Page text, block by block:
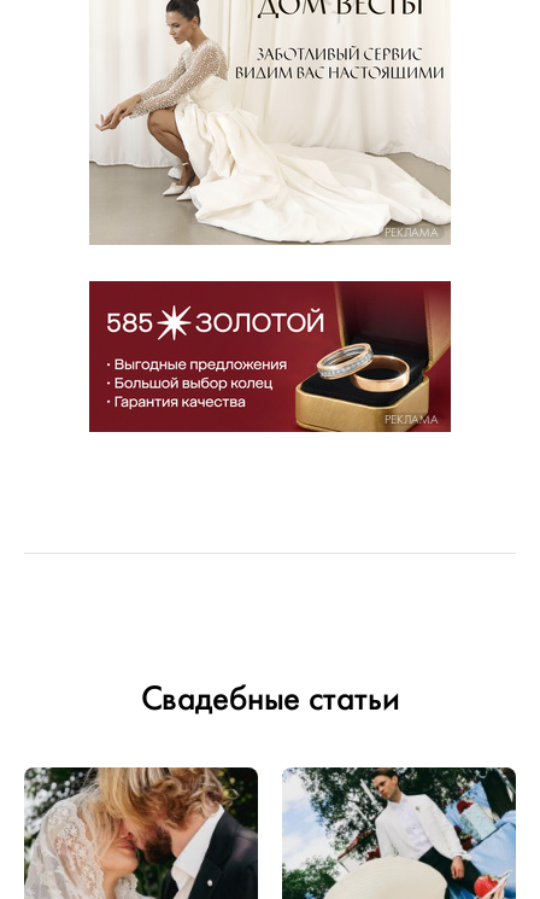
РЕКЛАМА
РЕКЛАМА
Свадебные статьи